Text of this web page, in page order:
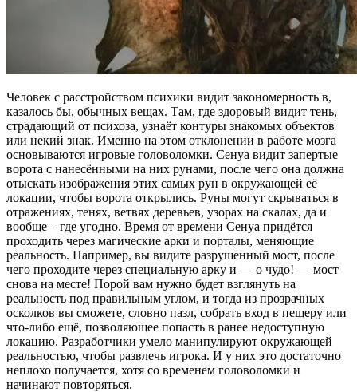
Человек с расстройством психики видит закономерность в,
казалось бы, обычных вещах. Там, где здоровый видит тень,
страдающий от психоза, узнаёт контуры знакомых объектов
или некий знак. Именно на этом отклонении в работе мозга
основываются игровые головоломки. Сенуа видит запертые
ворота с нанесёнными на них рунами, после чего она должна
отыскать изображения этих самых рун в окружающей её
локации, чтобы ворота открылись. Руны могут скрываться в
отражениях, тенях, ветвях деревьев, узорах на скалах, да и
вообще – где угодно. Время от времени Сенуа придётся
проходить через магические арки и порталы, меняющие
реальность. Например, вы видите разрушенный мост, после
чего проходите через специальную арку и — о чудо! — мост
снова на месте! Порой вам нужно будет взглянуть на
реальность под правильным углом, и тогда из прозрачных
осколков вы сможете, словно пазл, собрать вход в пещеру или
что-либо ещё, позволяющее попасть в ранее недоступную
локацию. Разработчики умело манипулируют окружающей
реальностью, чтобы развлечь игрока. И у них это достаточно
неплохо получается, хотя со временем головоломки и
начинают повторяться.